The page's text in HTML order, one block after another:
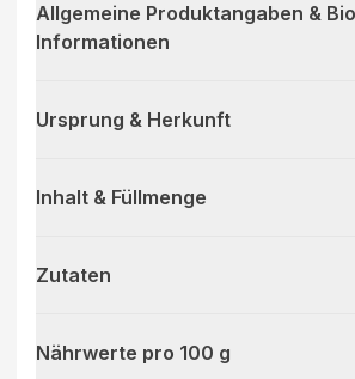
Allgemeine Produktangaben &
Informationen
Ursprung & Herkunft
Inhalt & Füllmenge
Zutaten
Nährwerte pro 100 g